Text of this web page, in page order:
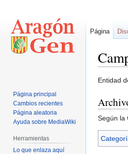
Ir
la
Ir
la
búsqueda
Entidad
Según la
Página
Página principal
Cambios recientes
Página aleatoria
Ayuda sobre MediaWiki
Herramientas
Lo que enlaza aquí